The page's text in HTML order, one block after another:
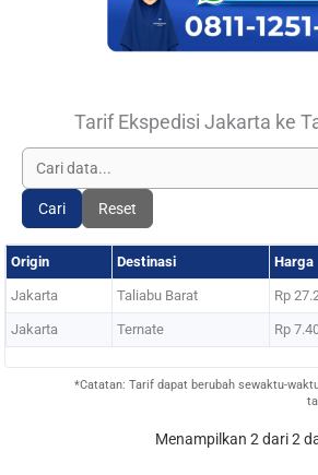
Tarif Ekspedisi Jakarta ke
Cari Reset
Origin Destinasi Harga
Jakarta Taliabu Barat Rp
Jakarta Ternate Rp
*Catatan: Tarif dapat berubah sewaktu-
Menampilkan 2 dari 2